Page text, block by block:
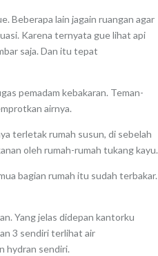
Beberapa lain jagain ruangan agar
Karena ternyata gue lihat api
saja. Dan itu tepat
pemadam kebakaran. Teman-
airnya.
terletak rumah susun, di sebelah
oleh rumah-rumah tukang kayu.
bagian rumah itu sudah terbakar.
Yang jelas didepan kantorku
3 sendiri terlihat air
hydran sendiri.